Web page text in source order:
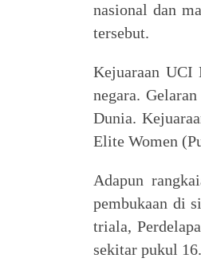
nasional dan
tersebut.
Kejuaraan
negara.
Dunia.
Elite Women
Adapun
pembukaan di
triala,
sekitar pukul